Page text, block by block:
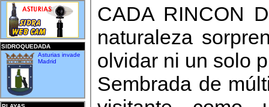
SIDROQUEDADA
Asturias invade
Madrid
CADA RINCON
naturaleza
olvidar ni un solo
Sembrada de